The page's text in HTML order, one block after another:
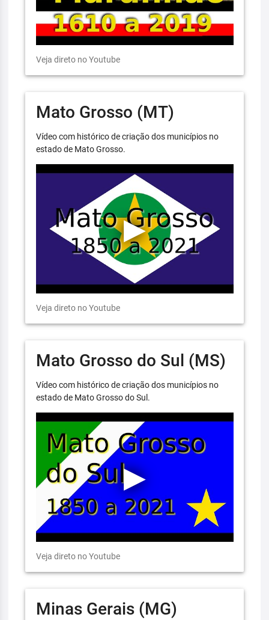
Veja direto no Youtube
Mato Grosso (MT)
Vídeo com histórico de criação dos municípios no
estado de Mato Grosso.
Veja direto no Youtube
Mato Grosso do Sul (MS)
Vídeo com histórico de criação dos municípios no
estado de Mato Grosso do Sul.
Veja direto no Youtube
Minas Gerais (MG)